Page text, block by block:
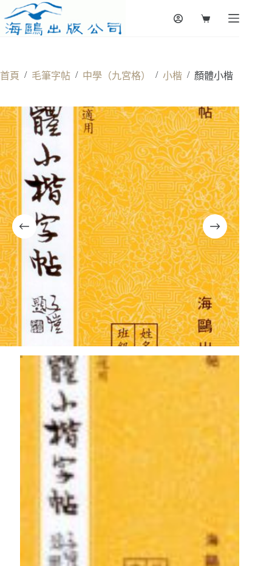
to
content
Shopping
首頁 / 毛筆字帖 / 中學（九宮格） / 小楷 / 顏體小楷